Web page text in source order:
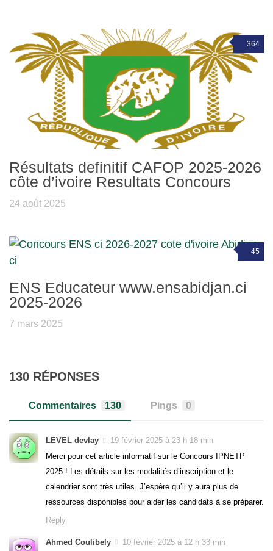
364
Résultats definitif CAFOP 2025-2026
côte d’ivoire Resultats Concours
24 août 2025
45
ENS Educateur www.ensabidjan.ci
2025-2026
7 mars 2025
130 RÉPONSES
Commentaires 130 Pings 0
LEVEL devlay
19 février 2025 à 23 h 18 min
Merci pour cet article informatif sur le Concours IPNETP
2025 ! Les détails sur les modalités d’inscription et le
calendrier sont très utiles. J’espère qu’il y aura plus de
ressources disponibles pour aider les candidats à se préparer.
Reply
Ahmed Coulibely
10 février 2025 à 12 h 33 min